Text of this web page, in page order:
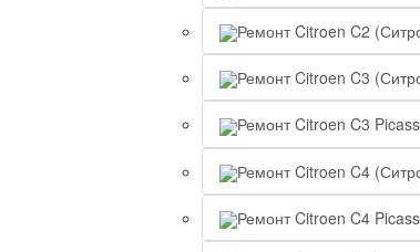
Ремонт Citroen C2
Ремонт Citroen C3
Ремонт Citroen C3
Ремонт Citroen C4
Ремонт Citroen C4